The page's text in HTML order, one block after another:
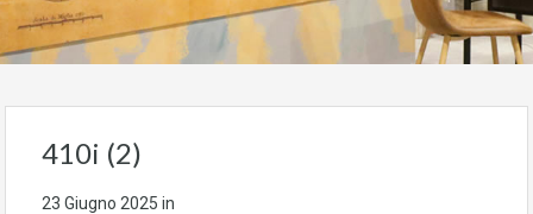
410i (2)
23 Giugno 2025 in